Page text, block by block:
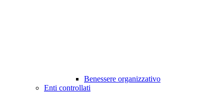
Benessere organizzativo
Enti controllati